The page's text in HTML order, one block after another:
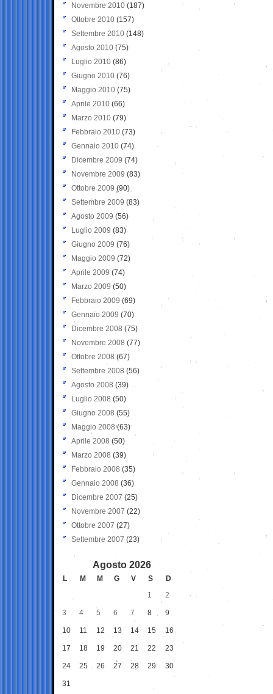
Novembre 2010 (187)
Ottobre 2010 (157)
Settembre 2010 (148)
Agosto 2010 (75)
Luglio 2010 (86)
Giugno 2010 (76)
Maggio 2010 (75)
Aprile 2010 (66)
Marzo 2010 (79)
Febbraio 2010 (73)
Gennaio 2010 (74)
Dicembre 2009 (74)
Novembre 2009 (83)
Ottobre 2009 (90)
Settembre 2009 (83)
Agosto 2009 (56)
Luglio 2009 (83)
Giugno 2009 (76)
Maggio 2009 (72)
Aprile 2009 (74)
Marzo 2009 (50)
Febbraio 2009 (69)
Gennaio 2009 (70)
Dicembre 2008 (75)
Novembre 2008 (77)
Ottobre 2008 (67)
Settembre 2008 (56)
Agosto 2008 (39)
Luglio 2008 (50)
Giugno 2008 (55)
Maggio 2008(63)
Aprile 2008 (50)
Marzo 2008 (39)
Febbraio 2008 (35)
Gennaio 2008 (36)
Dicembre 2007 (25)
Novembre 2007 (22)
Ottobre 2007 (27)
Settembre 2007 (23)
Agosto 2026
L M M G V S
D
1
2
3 4 5 6 7 8 9
10 11 12 13 14 15 16
17 18 19 20 21 22 23
24 25 26 27 28 29 30
31